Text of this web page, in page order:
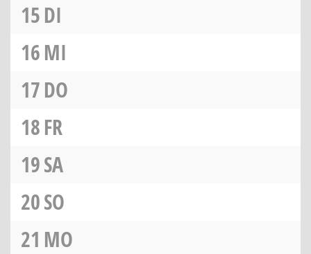
15DI
16MI
17DO
18FR
19SA
20SO
21 MO